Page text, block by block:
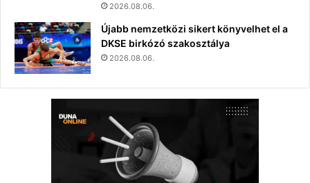
2026.08.06.
Újabb nemzetközi sikert könyvelhet el a
DKSE birkózó szakosztálya
2026.08.06.